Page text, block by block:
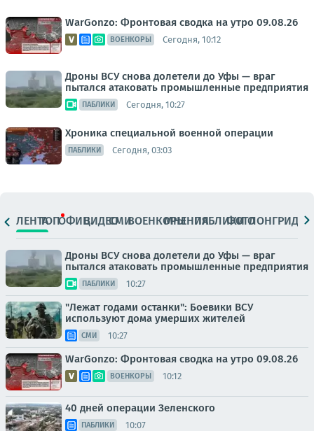
WarGonzo: Фронтовая сводка на утро 09.08.26
ВОЕНКОРЫ Сегодня, 10:12
Дроны ВСУ снова долетели до Уфы — враг
пытался атаковать промышленные предприятия
ПАБЛИКИ Сегодня, 10:27
Хроника специальной военной операции
ПАБЛИКИ Сегодня, 03:03
ЛЕНТАТОПОФИЦ.ВИДЕОСМИВОЕНКОРЫМНЕНИЯПАБЛИКИ
ФОТОЛОНГРИДЫ
Дроны ВСУ снова долетели до Уфы — враг
пытался атаковать промышленные предприятия
ПАБЛИКИ 10:27
"Лежат годами останки": Боевики ВСУ
используют дома умерших жителей
СМИ 10:27
WarGonzo: Фронтовая сводка на утро 09.08.26
ВОЕНКОРЫ 10:12
40 дней операции Зеленского
ПАБЛИКИ 10:07